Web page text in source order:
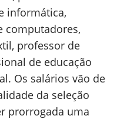
informática,
computadores,
professor de
de educação
Os salários vão de
da seleção
prorrogada uma